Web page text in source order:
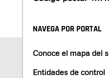
NAVEGA POR PORTAL
Conoce el mapa del
Entidades de control